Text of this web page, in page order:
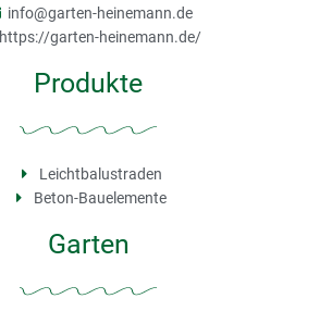
info@garten-heinemann.de
https://garten-heinemann.de/
Produkte
Leichtbalustraden
Beton-Bauelemente
Garten